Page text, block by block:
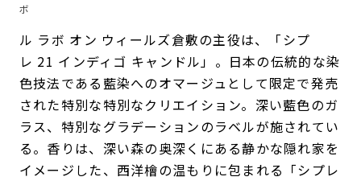
ボ
ル ラボ オン ウィールズ倉敷の主役は、「シプ
レ 21 インディゴ キャンドル」。日本の伝統的な染
色技法である藍染へのオマージュとして限定で発売
された特別な特別なクリエイション。深い藍色のガ
ラス、特別なグラデーションのラベルが施されてい
る。香りは、深い森の奥深くにある静かな隠れ家を
イメージした、西洋檜の温もりに包まれる「シプレ